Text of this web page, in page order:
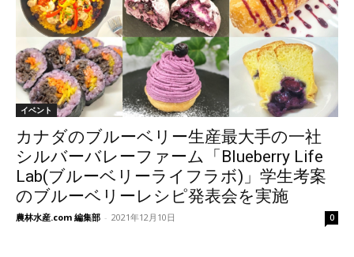
イベント
カナダのブルーベリー生産最大手の一社
シルバーバレーファーム「Blueberry Life
Lab(ブルーベリーライフラボ)」学生考案
のブルーベリーレシピ発表会を実施
農林水産.com 編集部 - 2021年12月10日 0